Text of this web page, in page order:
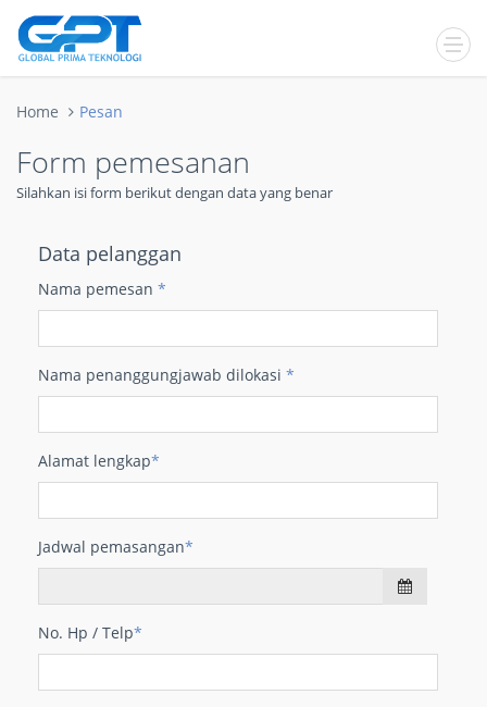
Home Pesan
Form pemesanan
Silahkan isi form berikut dengan data yang benar
Data pelanggan
Nama pemesan *
Nama penanggungjawab dilokasi *
Alamat lengkap*
Jadwal pemasangan*
No. Hp / Telp*